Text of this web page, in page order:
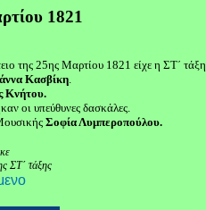
1821
της 25ης Μαρτίου 1821 είχε η ΣΤ΄ τάξη
Κασβίκη.
Κνήτου.
οι υπεύθυνες δασκάλες.
Σοφία Λυμπεροπούλου.
ΣΤ΄ τάξης